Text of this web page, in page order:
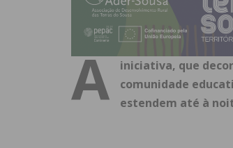
A
iniciativa, que
comunidade
estendem até à